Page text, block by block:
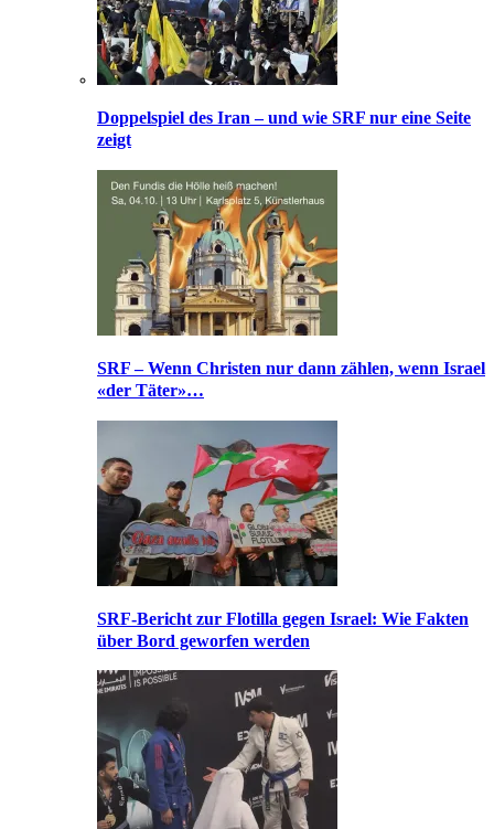
Doppelspiel des Iran – und wie SRF nur eine Seite
zeigt
SRF – Wenn Christen nur dann zählen, wenn Israel
«der Täter»…
SRF-Bericht zur Flotilla gegen Israel: Wie Fakten
über Bord geworfen werden